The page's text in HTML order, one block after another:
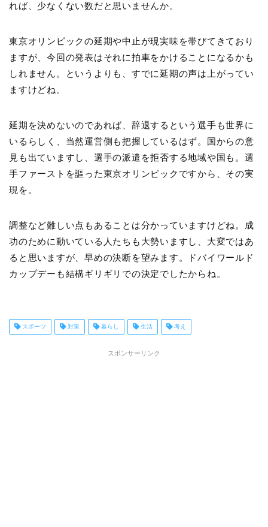
れば、少なくない数だと思いませんか。
東京オリンピックの延期や中止が現実味を帯びてきており
ますが、今回の発表はそれに拍車をかけることになるかも
しれません。というよりも、すでに延期の声は上がってい
ますけどね。
延期を決めないのであれば、辞退するという選手も世界に
いるらしく、当然運営側も把握しているはず。国からの意
見も出ていますし、選手の派遣を拒否する地域や国も。選
手ファーストを謳った東京オリンピックですから、その実
現を。
調整など難しい点もあることは分かっていますけどね。成
功のために動いている人たちも大勢いますし、大変ではあ
ると思いますが、早めの決断を望みます。ドバイワールド
カップデーも結構ギリギリでの決定でしたからね。
スポーツ 対策 暮らし 生活 考え
スポンサーリンク